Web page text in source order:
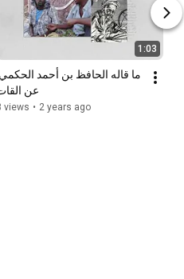
1:03
عن
views • 2 years ago